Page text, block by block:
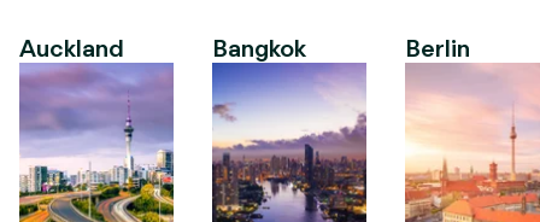
Auckland Bangkok Berlin